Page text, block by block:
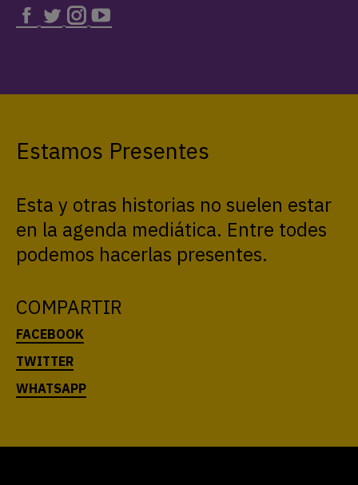
Estamos Presentes
Esta y otras historias no suelen estar
en la agenda mediática. Entre todes
podemos hacerlas presentes.
COMPARTIR